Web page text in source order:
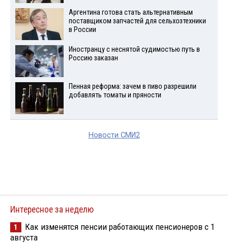
Аргентина готова стать альтернативным
поставщиком запчастей для сельхозтехники
в России
Иностранцу с неснятой судимостью путь в
Россию заказан
Пенная реформа: зачем в пиво разрешили
добавлять томаты и пряности
Новости СМИ2
Интересное за неделю
1
Как изменятся пенсии работающих пенсионеров с 1
августа